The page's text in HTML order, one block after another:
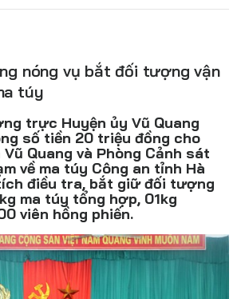
nóng vụ bắt đối tượng vận
túy
trực Huyện ủy Vũ Quang
số tiền 20 triệu đồng cho
Quang và Phòng Cảnh sát
về ma túy Công an tỉnh Hà
điều tra, bắt giữ đối tượng
ma túy tổng hợp, 01kg
viên hồng phiến.